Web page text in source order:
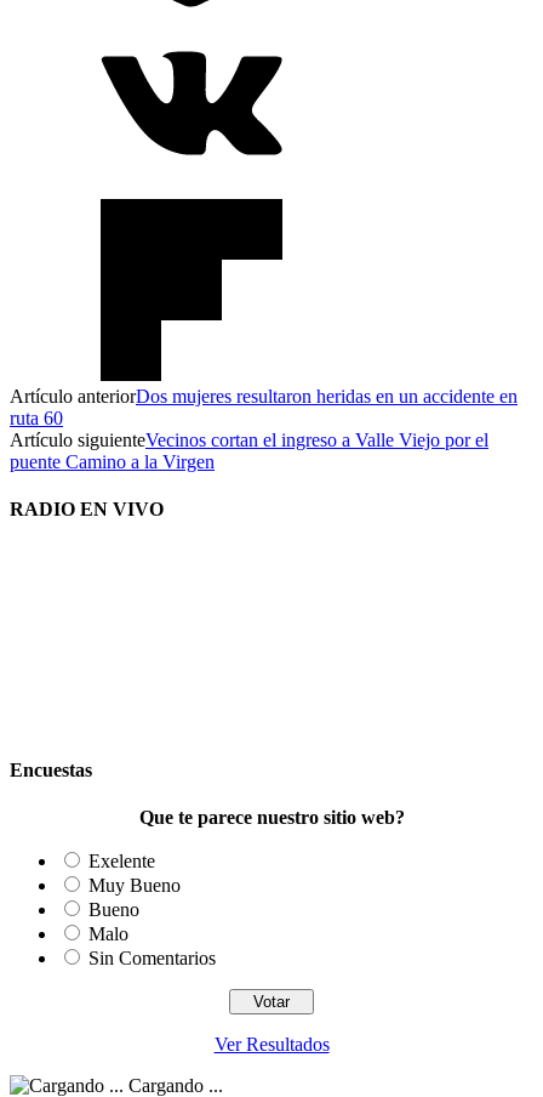
Artículo anteriorDos mujeres resultaron heridas en un accidente en
ruta 60
Artículo siguienteVecinos cortan el ingreso a Valle Viejo por el
puente Camino a la Virgen
RADIO EN VIVO
Encuestas
Que te parece nuestro sitio web?
Exelente
Muy Bueno
Bueno
Malo
Sin Comentarios
Ver Resultados
Cargando ...